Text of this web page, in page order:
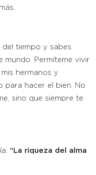
del tiempo y sabes
mundo. Permíteme vivir
hermanos y
para hacer el bien. No
sino que siempre te
“La riqueza del alma